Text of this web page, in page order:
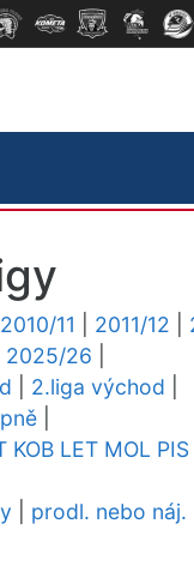
2010/11 2011/12
2025/26
2.liga východ
KOB LET MOL PIS
prodl. nebo náj.